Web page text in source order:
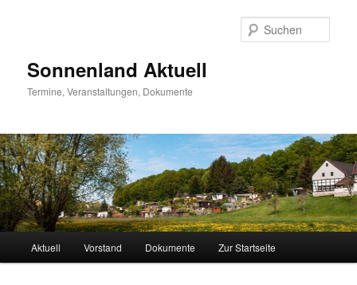
Sonnenland Aktuell
Termine, Veranstaltungen, Dokumente
Aktuell Vorstand Dokumente Zur Startseite